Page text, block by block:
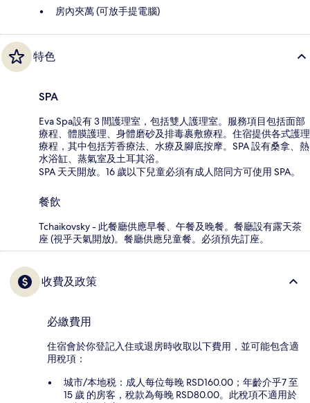
房內夾萬 (可放手提電腦)
特色
SPA
Eva Spa設有 3 間護理室，包括雙人護理室。服務項目包括面部
療程、體膜護理、身體磨砂及排毒裹敷療程。住宿提供各式護理
療程，其中包括芳香療法、水療及腳底按摩。SPA 設有桑拿、熱
水浴缸、蒸氣室及土耳其浴。
SPA 天天開放。16 歲以下兒童必須有成人陪同方可使用 SPA。
餐飲
Tchaikovsky - 此餐廳供應早餐、午餐及晚餐。餐廳設有露天茶
座 (視乎天氣開放)。餐廳供應兒童餐。必須預先訂座。
收費及政策
必繳費用
住宿會於你登記入住或退房時收取以下費用，並可能包含適
用稅項：
城市/本地税：成人每位每晚 RSD160.00；年齡介乎7 至
15 歲 的房客，稅款為每晚 RSD80.00。此稅項不適用於